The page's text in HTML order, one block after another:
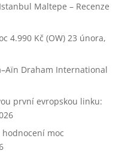
Maltepe – Recenze
4.990 Kč (OW) 23 února,
Draham International
první evropskou linku:
moc